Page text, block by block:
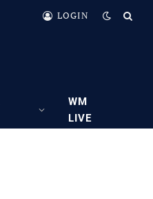
LOGIN
WM
LIVE